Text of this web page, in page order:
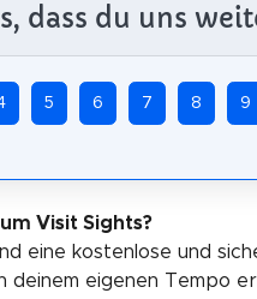
dass du uns
5 6 7 8 9
Visit Sights?
eine kostenlose und
deinem eigenen Tempo